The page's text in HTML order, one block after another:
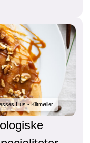
Hus - Klitmøller